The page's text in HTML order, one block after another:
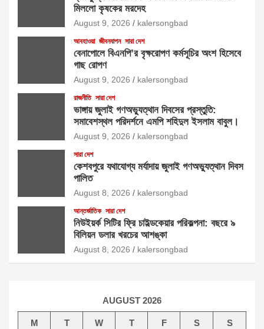
মিললো কৃষকের মরদেহ
August 9, 2026 kalersongbad
আবহাওয়া জীবনযাপন সারা দেশ
বেনাপোলে বিএনপি’র বৃক্ষরোপণ কর্মসূচির অংশ হিসেবে
গাছ রোপণ
August 9, 2026 kalersongbad
রাজনীতি সারা দেশ
ভাঙ্গায় জুলাই গণঅভ্যুত্থান দিবসের প্রস্তুতি:
সমাবেশস্থল পরিদর্শনে এমপি শহিদুল ইসলাম বাবুল। ​
August 9, 2026 kalersongbad
সারা দেশ
কেশবপুরে যথাযোগ্য মর্যাদায় জুলাই গণঅভ্যুত্থান দিবস
পালিত
August 8, 2026 kalersongbad
আন্তর্জাতিক সারা দেশ
নিউইয়র্ক সিটির ফ্রি চাইল্ডকেয়ার পরিকল্পনা: বছরে ৯
বিলিয়ন ডলার খরচের আশঙ্কা
August 8, 2026 kalersongbad
AUGUST 2026
M T W T F S S